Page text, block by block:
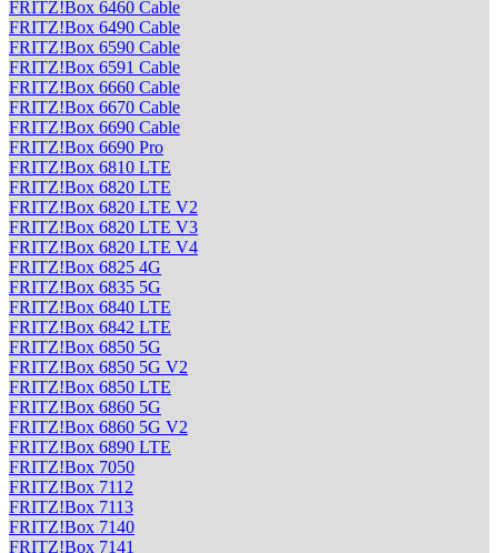
FRITZ!Box 6460 Cable
FRITZ!Box 6490 Cable
FRITZ!Box 6590 Cable
FRITZ!Box 6591 Cable
FRITZ!Box 6660 Cable
FRITZ!Box 6670 Cable
FRITZ!Box 6690 Cable
FRITZ!Box 6690 Pro
FRITZ!Box 6810 LTE
FRITZ!Box 6820 LTE
FRITZ!Box 6820 LTE V2
FRITZ!Box 6820 LTE V3
FRITZ!Box 6820 LTE V4
FRITZ!Box 6825 4G
FRITZ!Box 6835 5G
FRITZ!Box 6840 LTE
FRITZ!Box 6842 LTE
FRITZ!Box 6850 5G
FRITZ!Box 6850 5G V2
FRITZ!Box 6850 LTE
FRITZ!Box 6860 5G
FRITZ!Box 6860 5G V2
FRITZ!Box 6890 LTE
FRITZ!Box 7050
FRITZ!Box 7112
FRITZ!Box 7113
FRITZ!Box 7140
FRITZ!Box 7141